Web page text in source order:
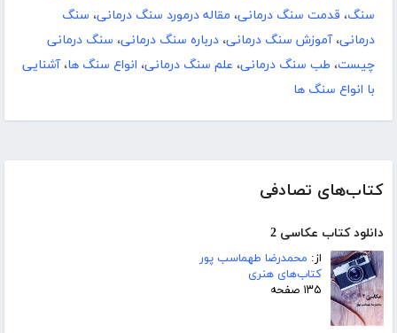
کتاب‌های تصادفی
دانلود کتاب عکاسی 2
از: محمدرضا طهماسب پور
کتاب‌های هنری
۱۳۵ صفحه
سنگ، قدمت سنگ درمانی، مقاله درمورد سنگ درمانی، سنگ
درمانی،آموزش سنگ درمانی، درباره سنگ درمانی، سنگ درمانی
چیست، طب سنگ درمانی، علم سنگ درمانی، انواع سنگ ها،آشنایی
با انواع سنگ ها